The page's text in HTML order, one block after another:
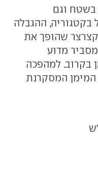
בשטח וגם
ההגבלה
שהופך את
מדוע
בקרוב. למהפכה
המימן המסקרנת